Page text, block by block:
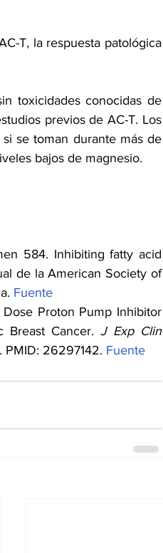
T, la respuesta patológica
toxicidades conocidas de
previos de AC-T. Los
se toman durante más de
bajos de magnesio.
584. Inhibiting fatty acid
de la American Society of
Fuente
Proton Pump Inhibitor
Breast Cancer. J Exp Clin
PMID: 26297142. Fuente